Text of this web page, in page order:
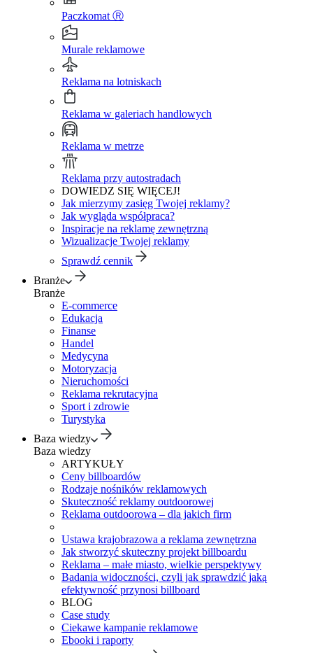
Paczkomat Ⓡ
Murale reklamowe
Reklama na lotniskach
Reklama w galeriach handlowych
Reklama w metrze
Reklama przy autostradach
DOWIEDZ SIĘ WIĘCEJ!
Jak mierzymy zasięg Twojej reklamy?
Jak wygląda współpraca?
Inspiracje na reklamę zewnętrzną
Wizualizacje Twojej reklamy
Sprawdź cennik
Branże
Branże
E-commerce
Edukacja
Finanse
Handel
Medycyna
Motoryzacja
Nieruchomości
Reklama rekrutacyjna
Sport i zdrowie
Turystyka
Baza wiedzy
Baza wiedzy
ARTYKUŁY
Ceny billboardów
Rodzaje nośników reklamowych
Skuteczność reklamy outdoorowej
Reklama outdoorowa – dla jakich firm
Ustawa krajobrazowa a reklama zewnętrzna
Jak stworzyć skuteczny projekt billboardu
Reklama – małe miasto, wielkie perspektywy
Badania widoczności, czyli jak sprawdzić jaką
efektywność przynosi billboard
BLOG
Case study
Ciekawe kampanie reklamowe
Ebooki i raporty